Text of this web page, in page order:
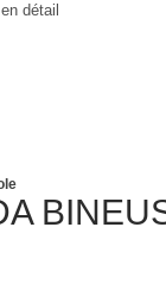
détail